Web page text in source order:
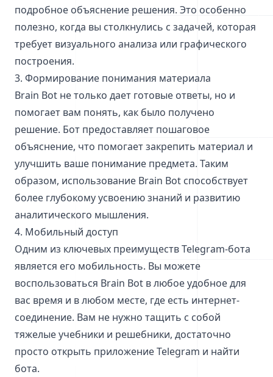
подробное объяснение решения. Это особенно
полезно, когда вы столкнулись с задачей, которая
требует визуального анализа или графического
построения.
3. Формирование понимания материала
Brain Bot не только дает готовые ответы, но и
помогает вам понять, как было получено
решение. Бот предоставляет пошаговое
объяснение, что помогает закрепить материал и
улучшить ваше понимание предмета. Таким
образом, использование Brain Bot способствует
более глубокому усвоению знаний и развитию
аналитического мышления.
4. Мобильный доступ
Одним из ключевых преимуществ Telegram-бота
является его мобильность. Вы можете
воспользоваться Brain Bot в любое удобное для
вас время и в любом месте, где есть интернет-
соединение. Вам не нужно тащить с собой
тяжелые учебники и решебники, достаточно
просто открыть приложение Telegram и найти
бота.